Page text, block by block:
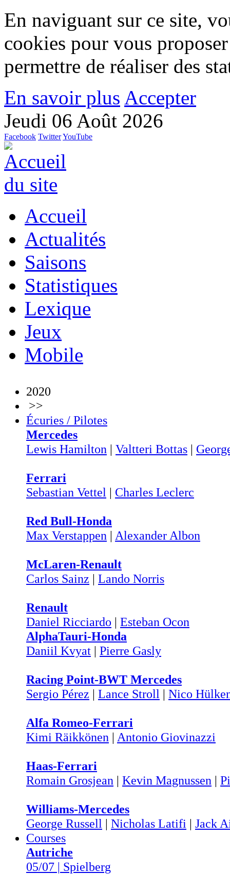
En naviguant sur ce site,
cookies pour vous
permettre de réaliser des
En savoir plus Accepter
Jeudi 06 Août 2026
Facebook TwitterYouTube
Accueil
Actualités
Saisons
Statistiques
Lexique
Jeux
Mobile
2020
>>
Écuries / Pilotes
Mercedes
Lewis Hamilton | Valtteri Bottas |
Ferrari
Sebastian Vettel | Charles Leclerc
Red Bull-Honda
Max Verstappen | Alexander Albon
McLaren-Renault
Carlos Sainz | Lando Norris
Renault
Daniel Ricciardo | Esteban Ocon
AlphaTauri-Honda
Daniil Kvyat | Pierre Gasly
Racing Point-BWT Mercedes
Sergio Pérez | Lance Stroll | Nico
Alfa Romeo-Ferrari
Kimi Räikkönen | Antonio Giovinazzi
Haas-Ferrari
Romain Grosjean | Kevin Magnussen |
Williams-Mercedes
George Russell | Nicholas Latifi | Jack
Courses
Autriche
05/07 | Spielberg